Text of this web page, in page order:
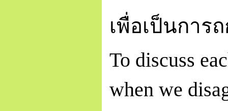
เพื่อเป็นการ
To discuss
when we